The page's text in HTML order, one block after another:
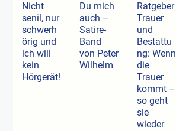
Nicht
senil, nur
schwerh
örig und
ich will
kein
Hörgerät!
Du mich
auch –
Satire-
Band
von Peter
Wilhelm
Ratgeber
Trauer
und
Bestattu
ng: Wenn
die
Trauer
kommt –
so geht
sie
wieder